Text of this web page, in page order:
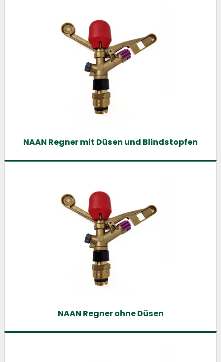
NAAN Regner mit Düsen und Blindstopfen
NAAN Regner ohne Düsen